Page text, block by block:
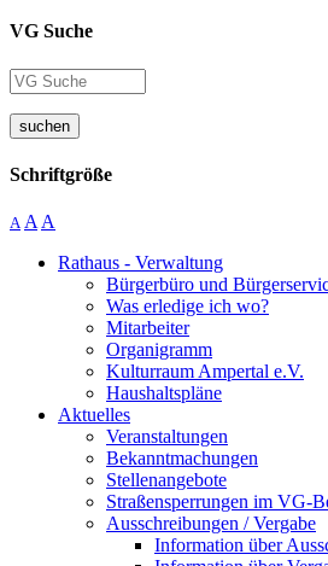
VG Suche
suchen
Schriftgröße
A A A
Rathaus - Verwaltung
Bürgerbüro und
Was erledige ich wo?
Mitarbeiter
Organigramm
Kulturraum Ampertal e.V.
Haushaltspläne
Aktuelles
Veranstaltungen
Bekanntmachungen
Stellenangebote
Straßensperrungen im VG-
Ausschreibungen / Vergabe
Information über